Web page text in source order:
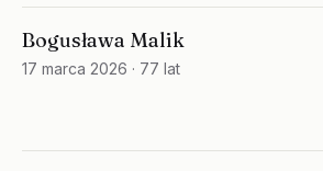
Bogusława Malik
17 marca 2026 · 77 lat